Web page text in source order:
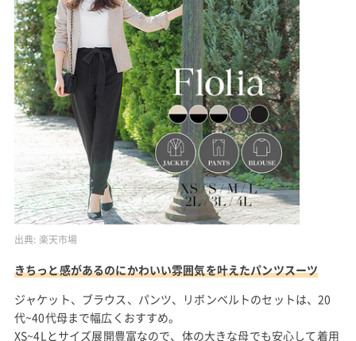
出典: 楽天市場
きちっと感があるのにかわいい雰囲気を叶えたパンツスーツ
ジャケット、ブラウス、パンツ、リボンベルトのセットは、20
代~40代母まで幅広くおすすめ。
XS~4Lとサイズ展開豊富なので、体の大きな母でも安心して着用